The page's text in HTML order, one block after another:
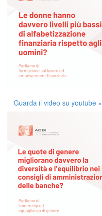
Guarda il video su youtube »